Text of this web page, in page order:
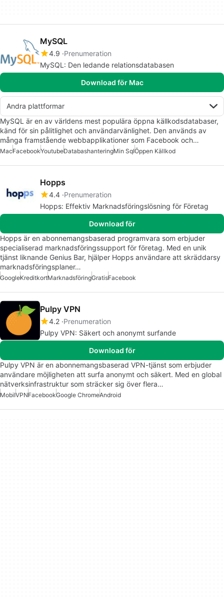
MySQL
4.9 Prenumeration
MySQL: Den ledande relationsdatabasen
Download för Mac
Andra plattformar
MySQL är en av världens mest populära öppna källkodsdatabaser,
känd för sin pålitlighet och användarvänlighet. Den används av
många framstående webbapplikationer som Facebook och…
MacFacebookYoutubeDatabashanteringMin SqlÖppen Källkod
Hopps
4.4 Prenumeration
Hopps: Effektiv Marknadsföringslösning för Företag
Download för
Hopps är en abonnemangsbaserad programvara som erbjuder
specialiserad marknadsföringssupport för företag. Med en unik
tjänst liknande Genius Bar, hjälper Hopps användare att skräddarsy
marknadsföringsplaner…
GoogleKreditkortMarknadsföringGratisFacebook
Pulpy VPN
4.2 Prenumeration
Pulpy VPN: Säkert och anonymt surfande
Download för
Pulpy VPN är en abonnemangsbaserad VPN-tjänst som erbjuder
användare möjligheten att surfa anonymt och säkert. Med en global
nätverksinfrastruktur som sträcker sig över flera…
MobilVPNFacebookGoogle ChromeAndroid